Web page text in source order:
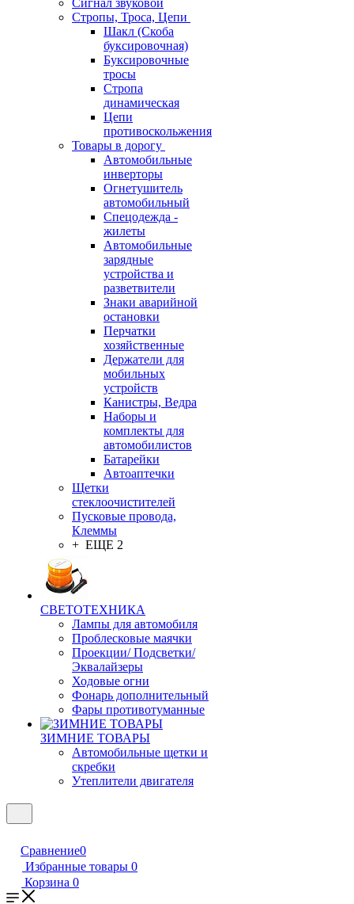
Сигнал звуковой
Стропы, Троса, Цепи
Шакл (Скоба
буксировочная)
Буксировочные
тросы
Стропа
динамическая
Цепи
противоскольжения
Товары в дорогу
Автомобильные
инверторы
Огнетушитель
автомобильный
Спецодежда -
жилеты
Автомобильные
зарядные
устройства и
разветвители
Знаки аварийной
остановки
Перчатки
хозяйственные
Держатели для
мобильных
устройств
Канистры, Ведра
Наборы и
комплекты для
автомобилистов
Батарейки
Автоаптечки
Щетки
стеклоочистителей
Пусковые провода,
Клеммы
+ ЕЩЕ 2
СВЕТОТЕХНИКА
Лампы для автомобиля
Проблесковые маячки
Проекции/ Подсветки/
Эквалайзеры
Ходовые огни
Фонарь дополнительный
Фары противотуманные
ЗИМНИЕ ТОВАРЫ
Автомобильные щетки и
скребки
Утеплители двигателя
Сравнение0
Избранные товары 0
Корзина 0